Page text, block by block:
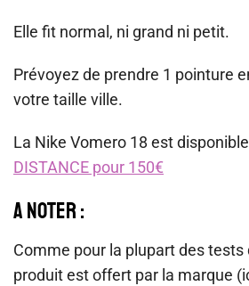
Elle fit normal, ni grand ni petit.
Prévoyez de prendre 1 pointure
votre taille ville.
La Nike Vomero 18 est
DISTANCE pour 150€
A noter :
Comme pour la plupart des tests
produit est offert par la marque